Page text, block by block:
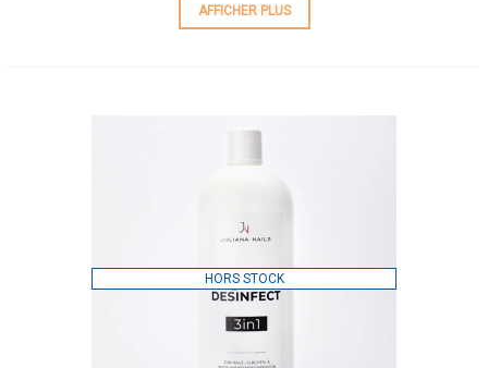
AFFICHER PLUS
HORS STOCK